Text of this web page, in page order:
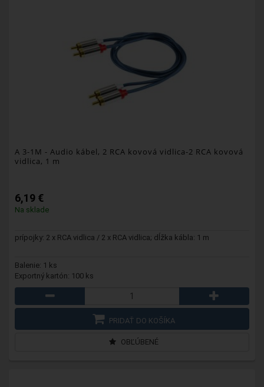
A 3-1M - Audio kábel, 2 RCA kovová vidlica-2 RCA kovová
vidlica, 1 m
6,19 €
Na sklade
prípojky: 2 x RCA vidlica / 2 x RCA vidlica; dĺžka kábla: 1 m
Balenie: 1 ks
Exportný kartón: 100 ks
PRIDAŤ DO KOŠÍKA
OBĽÚBENÉ